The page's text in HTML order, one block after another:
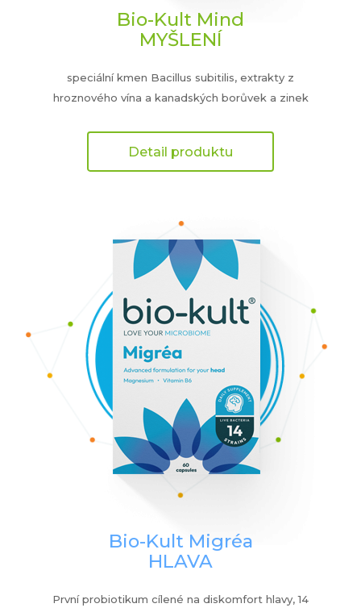
Bio-Kult Mind
MYŠLENÍ
speciální kmen Bacillus subitilis, extrakty z
hroznového vína a kanadských borůvek a zinek
Detail produktu
Bio-Kult Migréa
HLAVA
První probiotikum cílené na diskomfort hlavy, 14